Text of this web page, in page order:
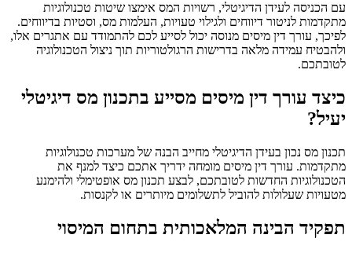
עם הכניסה לעידן הדיגיטלי, רשויות המס אימצו שיטות טכנולוגיות
מתקדמות לניטור דיווחים ולגילוי טעויות, העלמות מס, וסטיות בדיווחים.
לפיכך, עורך דין מיסים מנוסה יכול לסייע לכם להתמודד עם אתגרים אלו,
ולהבטיח עמידה מלאה בדרישות הרגולטוריות תוך ניצול הטכנולוגיה
לטובתכם.
כיצד עורך דין מיסים מסייע בתכנון מס דיגיטלי
יעיל?
תכנון מס נכון בעידן הדיגיטלי מחייב הבנה של מערכות טכנולוגיות
מתקדמות. עורך דין מיסים מומחה ידריך אתכם כיצד למנף את
הטכנולוגיות החדשות לטובתכם, לבצע תכנון מס אופטימלי ולהימנע
מטעויות שעלולות להוביל לתשלומים מיותרים או לקנסות.
תפקיד הבינה המלאכותית בתחום המיסוי